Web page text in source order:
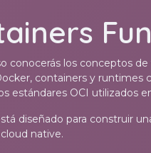
conocerás los conceptos
containers y runtimes
estándares OCI utilizados
diseñado para construir
native.